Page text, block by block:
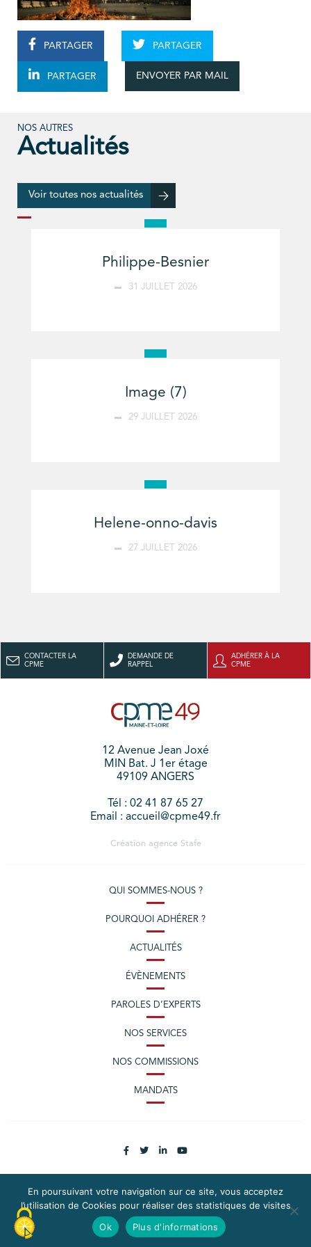
PARTAGER PARTAGER
PARTAGER ENVOYER PAR MAIL
NOS AUTRES
Actualités
Voir toutes nos actualités
Philippe-Besnier
31 JUILLET 2026
Image (7)
29 JUILLET 2026
Helene-onno-davis
27 JUILLET 2026
CONTACTER LA
CPME
DEMANDE DE
RAPPEL
ADHÉRER À LA
CPME
12 Avenue Jean Joxé
MIN Bat. J 1er étage
49109 ANGERS
Tél : 02 41 87 65 27
Email : accueil@cpme49.fr
Création agence Stafe
QUI SOMMES-NOUS ?
POURQUOI ADHÉRER ?
ACTUALITÉS
ÉVÈNEMENTS
PAROLES D’EXPERTS
NOS SERVICES
NOS COMMISSIONS
MANDATS
PLAN DU SITE
MENTIONS LÉGALES
CONTACTEZ LA CPME
En poursuivant votre navigation sur ce site, vous acceptez
l’utilisation de Cookies pour réaliser des statistiques de visites
Ok
Plus d'informations